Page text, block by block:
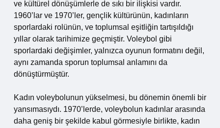
ve kültürel dönüşümlerle de sıkı bir ilişkisi vardır.
1960’lar ve 1970’ler, gençlik kültürünün, kadınların
sporlardaki rolünün, ve toplumsal eşitliğin tartışıldığı
yıllar olarak tarihimize geçmiştir. Voleybol gibi
sporlardaki değişimler, yalnızca oyunun formatını değil,
aynı zamanda sporun toplumsal anlamını da
dönüştürmüştür.
Kadın voleybolunun yükselmesi, bu dönemin önemli bir
yansımasıydı. 1970’lerde, voleybolun kadınlar arasında
daha geniş bir şekilde kabul görmesiyle birlikte, kadın